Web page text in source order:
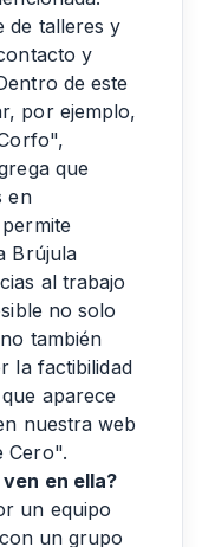
de talleres y
y
de este
por ejemplo,
que
en
Brújula
al trabajo
no solo
también
la factibilidad
aparece
nuestra web
Cero".
en ella?
un equipo
un grupo